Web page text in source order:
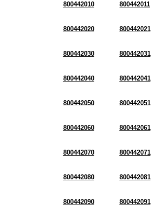
800442010 800442011
800442020 800442021
800442030 800442031
800442040 800442041
800442050 800442051
800442060 800442061
800442070 800442071
800442080 800442081
800442090 800442091